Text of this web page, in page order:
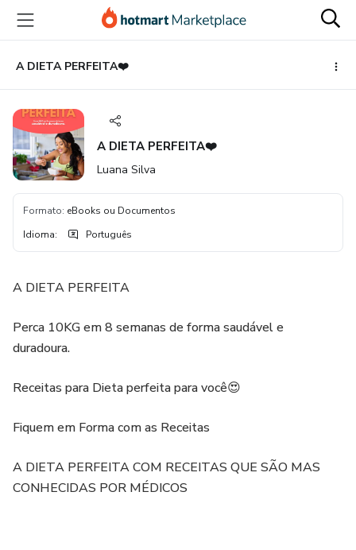
para
conteúdo
principal
para
pagamento
para
rodapé
A DIETA PERFEITA❤️
A DIETA PERFEITA❤️
Luana Silva
Formato: eBooks ou Documentos
Idioma: Português
A DIETA PERFEITA
Perca 10KG em 8 semanas de forma saudável e
duradoura.
Receitas para Dieta perfeita para você😍
Fiquem em Forma com as Receitas
A DIETA PERFEITA COM RECEITAS QUE SÃO MAS
CONHECIDAS POR MÉDICOS